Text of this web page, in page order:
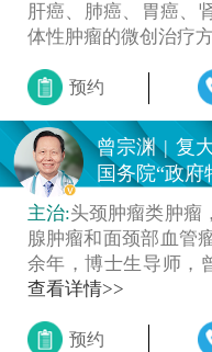
肝癌、肺癌、胃癌、
体性肿瘤的微创治疗
预约
曾宗渊 | 复
国务院“政府
主治:头颈肿瘤类肿瘤
腺肿瘤和面颈部血管
余年，博士生导师，
查看详情>>
预约